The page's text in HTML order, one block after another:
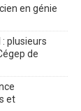
en génie
: plusieurs
de
et